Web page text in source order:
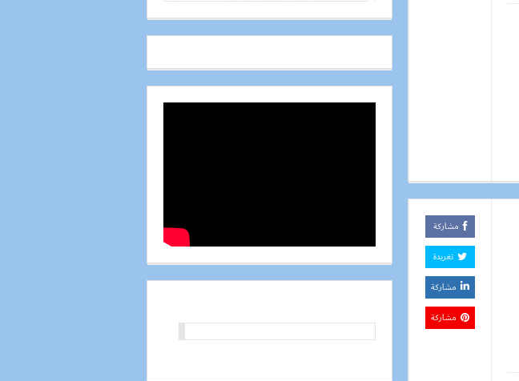
مشاركة
تغريدة
مشاركة
مشاركة